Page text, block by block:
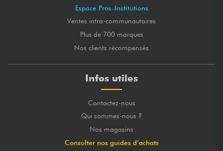
Espace Pros-Institutions
Ventes intra-communautaires
Plus de 700 marques
Nos clients récompensés
Infos utiles
Contactez-nous
Qui sommes-nous ?
Nos magasins
Consulter nos guides d’achats